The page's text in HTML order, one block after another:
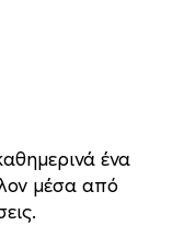
ένα
μέσα από